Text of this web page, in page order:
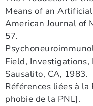
Means of an Artificial
American Journal of
57.
Field,
Sausalito, CA, 1983.
Références liées à
phobie de la PNL].